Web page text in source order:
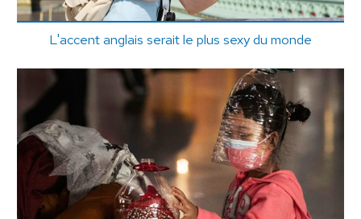
L'accent anglais serait le plus sexy du monde